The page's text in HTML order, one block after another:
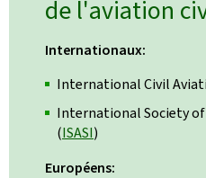
de l'aviation
Internationaux:
International Civil
International Society
(ISASI)
Européens: